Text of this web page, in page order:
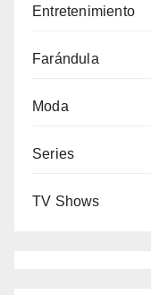
Entretenimiento
Farándula
Moda
Series
TV Shows